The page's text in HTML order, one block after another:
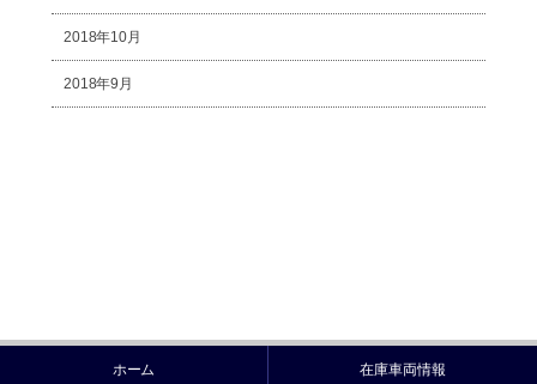
2018年10月
2018年9月
ホーム 在庫車両情報